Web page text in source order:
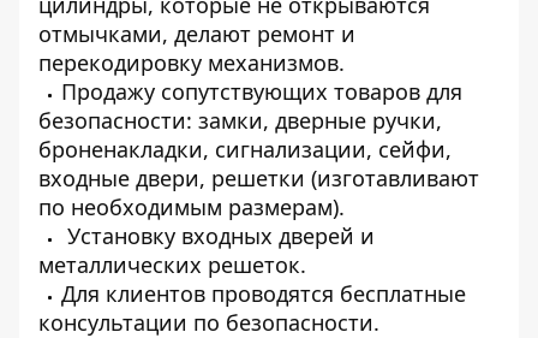
отмычками, делают ремонт и
перекодировку механизмов.
Продажу сопутствующих товаров для
безопасности: замки, дверные ручки,
броненакладки, сигнализации, сейфи,
входные двери, решетки (изготавливают
по необходимым размерам).
Установку входных дверей и
металлических решеток.
Для клиентов проводятся бесплатные
консультации по безопасности.⠀